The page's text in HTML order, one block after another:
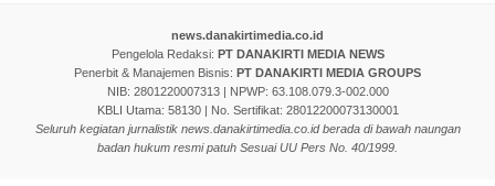
news.danakirtimedia.co.id
Pengelola Redaksi: PT DANAKIRTI MEDIA NEWS
Penerbit & Manajemen Bisnis: PT DANAKIRTI MEDIA GROUPS
NIB: 2801220007313 | NPWP: 63.108.079.3-002.000
KBLI Utama: 58130 | No. Sertifikat: 28012200073130001
Seluruh kegiatan jurnalistik news.danakirtimedia.co.id berada di bawah naungan
badan hukum resmi patuh Sesuai UU Pers No. 40/1999.